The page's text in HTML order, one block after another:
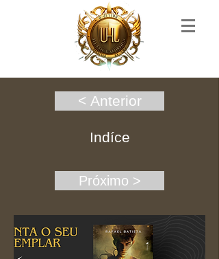
< Anterior
Indíce
Próximo >